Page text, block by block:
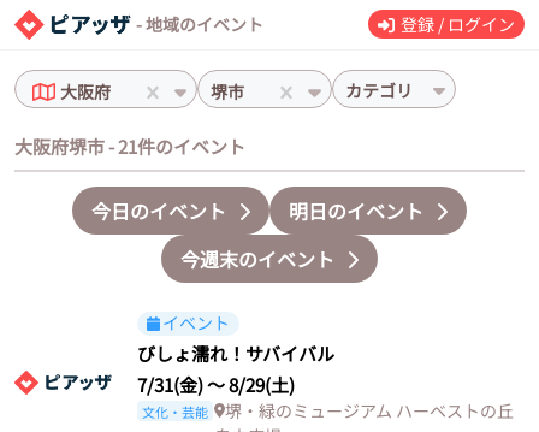
- 地域のイベント 登録 / ログイン
大阪府 堺市 カテゴリ
大阪府堺市 - 21件のイベント
今日のイベント
明日のイベント
今週末のイベント
イベント
びしょ濡れ！サバイバル
7/31(金)〜8/29(土)
文化・芸能
堺・緑のミュージアム ハーベストの丘